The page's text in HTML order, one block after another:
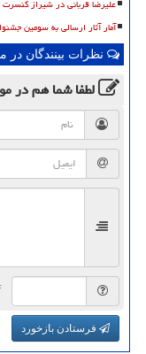
علیرضا قربانی در شیراز کنسرت
آمار آثار ارسالی به سومین
نظرات بینندگان
لطفا شما همدر
=
فرستادن بازخورد